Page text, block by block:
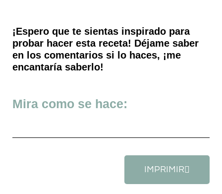
¡Espero que te sientas inspirado para
probar hacer esta receta! Déjame saber
en los comentarios si lo haces, ¡me
encantaría saberlo!
Mira como se hace:
IMPRIMIR